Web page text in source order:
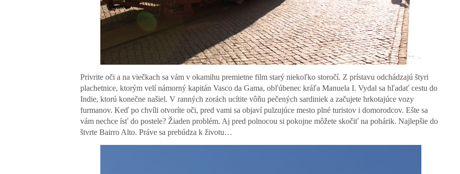
Privrite oči a na viečkach sa vám v okamihu premietne film starý niekoľko storočí. Z prístavu odchádzajú štyri
plachetnice, ktorým velí námorný kapitán Vasco da Gama, obľúbenec kráľa Manuela I. Vydal sa hľadať cestu do
Indie, ktorú konečne našiel. V ranných zorách ucítite vôňu pečených sardiniek a začujete hrkotajúce vozy
furmanov. Keď po chvíli otvoríte oči, pred vami sa objaví pulzujúce mesto plné turistov i domorodcov. Ešte sa
vám nechce ísť do postele? Žiaden problém. Aj pred polnocou si pokojne môžete skočiť na pohárik. Najlepšie do
štvrte Bairro Alto. Práve sa prebúdza k životu…